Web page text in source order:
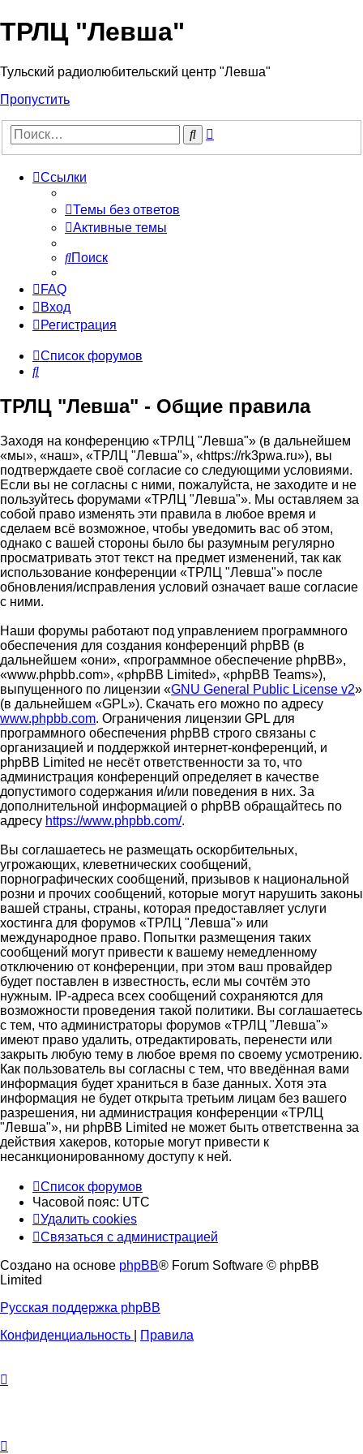
ТРЛЦ "Левша"
Тульский радиолюбительский центр "Левша"
Пропустить
Поиск
Ссылки
Темы без ответов
Активные темы
Поиск
FAQ
Вход
Регистрация
Список форумов
Поиск
ТРЛЦ "Левша" - Общие правила
Заходя на конференцию «ТРЛЦ "Левша"» (в дальнейшем
«мы», «наш», «ТРЛЦ "Левша"», «https://rk3pwa.ru»), вы
подтверждаете своё согласие со следующими условиями.
Если вы не согласны с ними, пожалуйста, не заходите и не
пользуйтесь форумами «ТРЛЦ "Левша"». Мы оставляем за
собой право изменять эти правила в любое время и
сделаем всё возможное, чтобы уведомить вас об этом,
однако с вашей стороны было бы разумным регулярно
просматривать этот текст на предмет изменений, так как
использование конференции «ТРЛЦ "Левша"» после
обновления/исправления условий означает ваше согласие
с ними.
Наши форумы работают под управлением программного
обеспечения для создания конференций phpBB (в
дальнейшем «они», «программное обеспечение phpBB»,
«www.phpbb.com», «phpBB Limited», «phpBB Teams»),
выпущенного по лицензии «GNU General Public License v2»
(в дальнейшем «GPL»). Скачать его можно по адресу
www.phpbb.com. Ограничения лицензии GPL для
программного обеспечения phpBB строго связаны с
организацией и поддержкой интернет-конференций, и
phpBB Limited не несёт ответственности за то, что
администрация конференций определяет в качестве
допустимого содержания и/или поведения в них. За
дополнительной информацией о phpBB обращайтесь по
адресу https://www.phpbb.com/.
Вы соглашаетесь не размещать оскорбительных,
угрожающих, клеветнических сообщений,
порнографических сообщений, призывов к национальной
розни и прочих сообщений, которые могут нарушить законы
вашей страны, страны, которая предоставляет услуги
хостинга для форумов «ТРЛЦ "Левша"» или
международное право. Попытки размещения таких
сообщений могут привести к вашему немедленному
отключению от конференции, при этом ваш провайдер
будет поставлен в известность, если мы сочтём это
нужным. IP-адреса всех сообщений сохраняются для
возможности проведения такой политики. Вы соглашаетесь
с тем, что администраторы форумов «ТРЛЦ "Левша"»
имеют право удалить, отредактировать, перенести или
закрыть любую тему в любое время по своему усмотрению.
Как пользователь вы согласны с тем, что введённая вами
информация будет храниться в базе данных. Хотя эта
информация не будет открыта третьим лицам без вашего
разрешения, ни администрация конференции «ТРЛЦ
"Левша"», ни phpBB Limited не может быть ответственна за
действия хакеров, которые могут привести к
несанкционированному доступу к ней.
Список форумов
Часовой пояс: UTC
Удалить cookies
Связаться с администрацией
Создано на основе phpBB® Forum Software © phpBB
Limited
Русская поддержка phpBB
Конфиденциальность
Правила